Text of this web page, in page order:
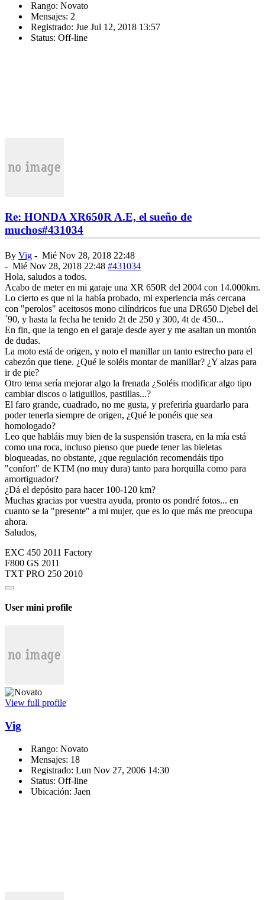
Rango: Novato
Mensajes: 2
Registrado: Jue Jul 12, 2018 13:57
Status: Off-line
Re: HONDA XR650R A.E, el sueño de
muchos#431034
By Vig - Mié Nov 28, 2018 22:48
- Mié Nov 28, 2018 22:48 #431034
Hola, saludos a todos.
Acabo de meter en mi garaje una XR 650R del 2004 con 14.000km.
Lo cierto es que ni la había probado, mi experiencia más cercana
con "perolos" aceitosos mono cilíndricos fue una DR650 Djebel del
´90, y hasta la fecha he tenido 2t de 250 y 300, 4t de 450...
En fin, que la tengo en el garaje desde ayer y me asaltan un montón
de dudas.
La moto está de origen, y noto el manillar un tanto estrecho para el
cabezón que tiene. ¿Qué le soléis montar de manillar? ¿Y alzas para
ir de pie?
Otro tema sería mejorar algo la frenada ¿Soléis modificar algo tipo
cambiar discos o latiguillos, pastillas...?
El faro grande, cuadrado, no me gusta, y preferiría guardarlo para
poder tenerla siempre de origen, ¿Qué le ponéis que sea
homologado?
Leo que habláis muy bien de la suspensión trasera, en la mía está
como una roca, incluso pienso que puede tener las bieletas
bloqueadas, no obstante, ¿que regulación recomendáis tipo
"confort" de KTM (no muy dura) tanto para horquilla como para
amortiguador?
¿Dá el depósito para hacer 100-120 km?
Muchas gracias por vuestra ayuda, pronto os pondré fotos... en
cuanto se la "presente" a mi mujer, que es lo que más me preocupa
ahora.
Saludos,
EXC 450 2011 Factory
F800 GS 2011
TXT PRO 250 2010
User mini profile
View full profile
Vig
Rango: Novato
Mensajes: 18
Registrado: Lun Nov 27, 2006 14:30
Status: Off-line
Ubicación: Jaen